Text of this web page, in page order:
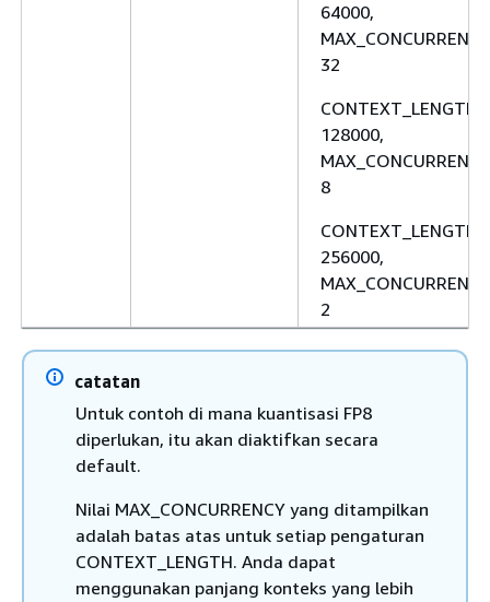
64000,
32
CONTEXT_LENGTH:
128000,
8
CONTEXT_LENGTH:
256000,
2
catatan
Untuk contoh di mana kuantisasi FP8
diperlukan, itu akan diaktifkan secara
default.
Nilai MAX_CONCURRENCY yang ditampilkan
adalah batas atas untuk setiap pengaturan
CONTEXT_LENGTH. Anda dapat
menggunakan panjang konteks yang lebih